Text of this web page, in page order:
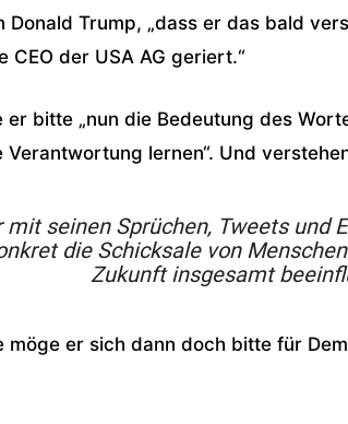
Donald Trump, „dass er das bald
CEO der USA AG geriert.“
er bitte „nun die Bedeutung des
Verantwortung lernen“. Und
mit seinen Sprüchen, Tweets und
die Schicksale von
Zukunft insgesamt
möge er sich dann doch bitte für